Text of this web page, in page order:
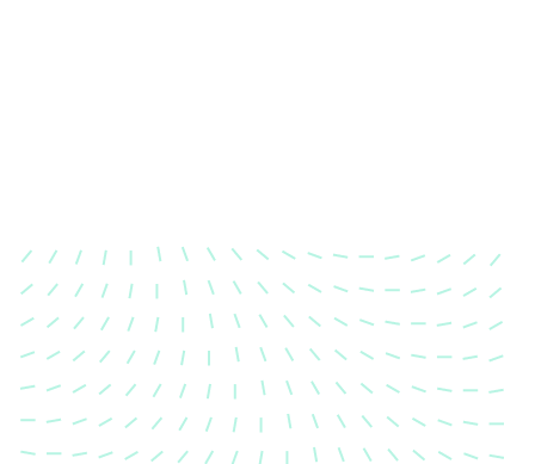
Karosserievermessung
Unsere exakte Karosserievermessung stellt sicher,
dass Ihre Fahrzeugkarosserie nach einem Unfall